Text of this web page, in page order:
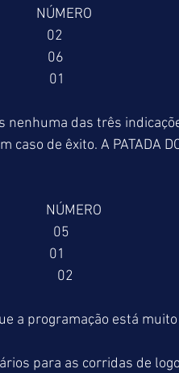
NÚMERO
02
06
01
nenhuma das três
de êxito. A PATADA
NÚMERO
05
01
02
a programação está muito
para as corridas de